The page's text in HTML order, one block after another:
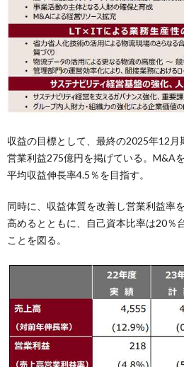
収益の目標として、最終の2025年12月
営業利益275億円を掲げている。M&A
平均収益伸長率4.5％を目指す。
同時に、収益体質を改善し営業利益率
高めるとともに、自己資本比率は20％
ことを図る。